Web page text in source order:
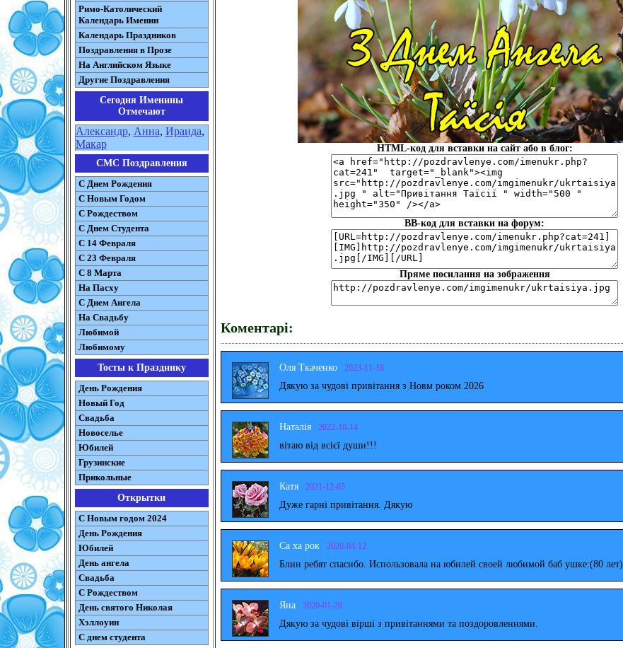
Римо-Католический
Календарь Именин
Календарь Праздников
Поздравления в Прозе
На Английском Языке
Другие Поздравления
Сегодня Именины
Отмечают
Александр, Анна, Ираида,
Макар
СМС Поздравления
С Днем Рождения
С Новым Годом
С Рождеством
C Днем Студента
С 14 Февраля
С 23 Февраля
С 8 Марта
На Пасху
C Днем Ангела
На Свадьбу
Любимой
Любимому
Тосты к Празднику
День Рождения
Новый Год
Свадьба
Новоселье
Юбилей
Грузинские
Прикольные
Открытки
С Новым годом 2024
День Рождения
Юбилей
День ангела
Свадьба
С Рождеством
День святого Николая
Хэллоуин
С днем студента
HTML-код для вставки на сайт або в блог:
BB-код для вставки на форум:
Пряме посилання на зображення
Коментарі:
Оля Ткаченко 2023-11-18
Дякую за чудові привітання з Новм роком 2026
Наталія 2022-10-14
вітаю від всієї души!!!
Катя 2021-12-05
Дуже гарні привітання. Дякую
Са ха рок 2020-04-12
Блин ребят спасибо. Использовала на юбилей своей любимой баб ушке:(80 лет)
Яна 2020-01-28
Дякую за чудові вірші з привітаннями та поздоровленнями.